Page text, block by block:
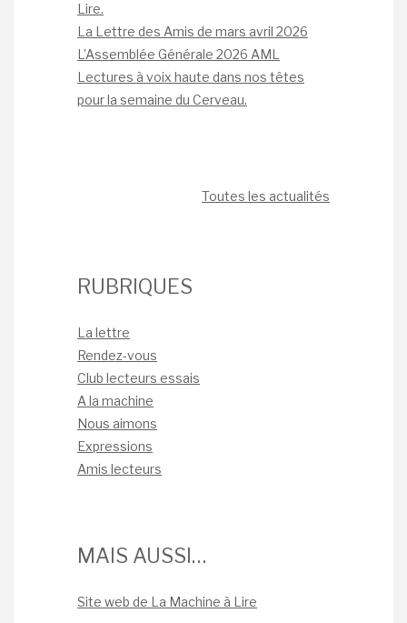
Lire.
La Lettre des Amis de mars avril 2026
L’Assemblée Générale 2026 AML
Lectures à voix haute dans nos têtes
pour la semaine du Cerveau.
Toutes les actualités
RUBRIQUES
La lettre
Rendez-vous
Club lecteurs essais
A la machine
Nous aimons
Expressions
Amis lecteurs
MAIS AUSSI…
Site web de La Machine à Lire